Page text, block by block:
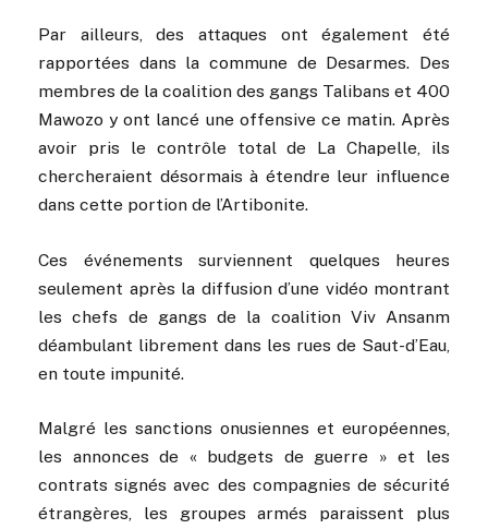
Par ailleurs, des attaques ont également été
rapportées dans la commune de Desarmes. Des
membres de la coalition des gangs Talibans et 400
Mawozo y ont lancé une offensive ce matin. Après
avoir pris le contrôle total de La Chapelle, ils
chercheraient désormais à étendre leur influence
dans cette portion de l’Artibonite.
Ces événements surviennent quelques heures
seulement après la diffusion d’une vidéo montrant
les chefs de gangs de la coalition Viv Ansanm
déambulant librement dans les rues de Saut-d’Eau,
en toute impunité.
Malgré les sanctions onusiennes et européennes,
les annonces de « budgets de guerre » et les
contrats signés avec des compagnies de sécurité
étrangères, les groupes armés paraissent plus